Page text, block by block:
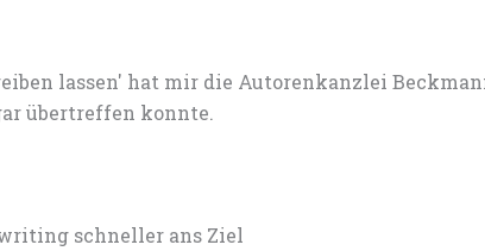
lassen' hat mir die Autorenkanzlei
übertreffen konnte.
schneller ans Ziel